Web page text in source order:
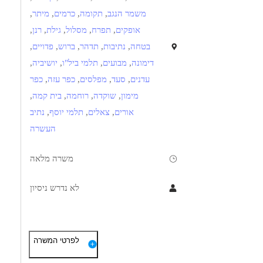
משמר הנגב, תקומה, כרמים, מיתר,
אופקים, תפרח, מסלול, גילת, רנן,
בטחה, נתיבות, תדהר, ברוש, פדויים,
דימונה, מבועים, תלמי ביל"ו, יושיביה,
עדנים, סעד, מפלסים, כפר עזה, כפר
מימון, שוקדה, רוחמה, בית קמה,
אורים, צאלים, תלמי יוסף, נתיב
העשרה
משרה מלאה
לא נדרש ניסיון
דרישות
לפרטי המשרה